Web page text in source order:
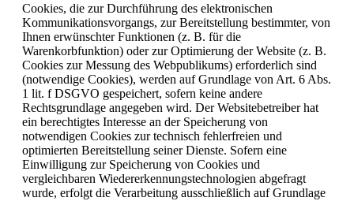
Cookies, die zur Durchführung des elektronischen
Kommunikationsvorgangs, zur Bereitstellung bestimmter, von
Ihnen erwünschter Funktionen (z. B. für die
Warenkorbfunktion) oder zur Optimierung der Website (z. B.
Cookies zur Messung des Webpublikums) erforderlich sind
(notwendige Cookies), werden auf Grundlage von Art. 6 Abs.
1 lit. f DSGVO gespeichert, sofern keine andere
Rechtsgrundlage angegeben wird. Der Websitebetreiber hat
ein berechtigtes Interesse an der Speicherung von
notwendigen Cookies zur technisch fehlerfreien und
optimierten Bereitstellung seiner Dienste. Sofern eine
Einwilligung zur Speicherung von Cookies und
vergleichbaren Wiedererkennungstechnologien abgefragt
wurde, erfolgt die Verarbeitung ausschließlich auf Grundlage